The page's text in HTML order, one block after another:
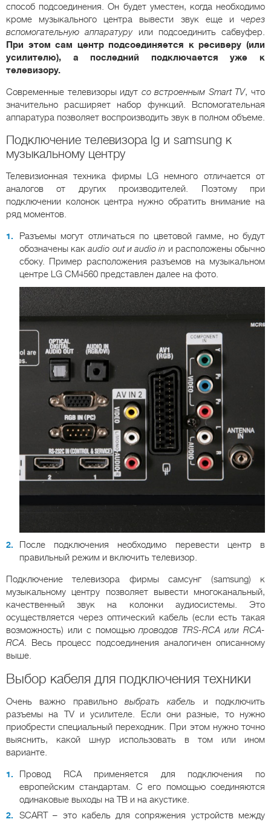
способ подсоединения. Он будет уместен, когда необходимо
кроме музыкального центра вывести звук еще и через
вспомогательную аппаратуруили подсоединить сабвуфер.
При этом сам центр подсоединяется к ресиверу (или
усилителю), а последний подключается уже к
телевизору.
Современные телевизоры идут со встроенным Smart TV, что
значительно расширяет набор функций. Вспомогательная
аппаратура позволяет воспроизводить звук в полном объеме.
Подключение телевизора lg и samsung к
музыкальному центру
Телевизионная техника фирмы LG немного отличается от
аналогов от других производителей. Поэтому при
подключении колонок центра нужно обратить внимание на
ряд моментов.
Разъемы могут отличаться по цветовой гамме, но будут
обозначены какaudio out и audio in и расположены обычно
сбоку. Пример расположения разъемов на музыкальном
центре LG СМ4560 представлен далее на фото.
После подключения необходимо перевести центр в
правильный режим и включить телевизор.
Подключение телевизора фирмы самсунг (samsung) к
музыкальному центру позволяет вывести многоканальный,
качественный звук на колонки аудиосистемы. Это
осуществляется через оптический кабель (если есть такая
возможность) или с помощьюпроводов TRS-RCA или RCA-
RCA. Весь процесс подсоединения аналогичен описанному
выше.
Выбор кабеля для подключения техники
Очень важно правильно выбрать кабель и подключить
разъемы на TV и усилителе. Если они разные, то нужно
приобрести специальный переходник. При этом нужно точно
выяснить, какой шнур использовать в том или ином
варианте.
Провод RCA применяется для подключения по
европейским стандартам. С его помощью соединяются
одинаковые выходы на ТВ и на акустике.
SCART – это кабель для сопряжения устройств между